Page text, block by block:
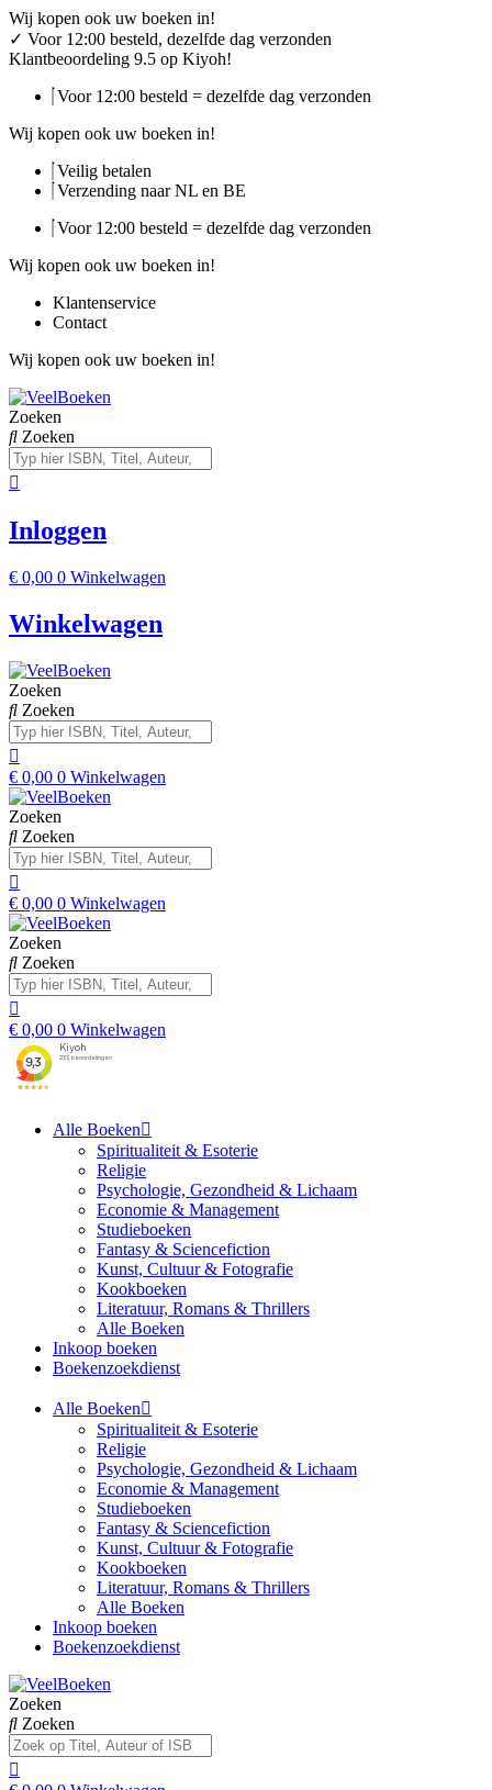
Ga
naar
de
Wij kopen ook uw boeken in!
✓ Voor 12:00 besteld, dezelfde dag verzonden
Klantbeoordeling 9.5 op Kiyoh!
Voor 12:00 besteld = dezelfde dag verzonden
Wij kopen ook uw boeken in!
Veilig betalen
Verzending naar NL en BE
Voor 12:00 besteld = dezelfde dag verzonden
Wij kopen ook uw boeken in!
Klantenservice
Contact
Wij kopen ook uw boeken in!
Zoeken
Zoeken
Inloggen
€ 0,00 0 Winkelwagen
Winkelwagen
Zoeken
Zoeken
€ 0,00 0 Winkelwagen
Zoeken
Zoeken
€ 0,00 0 Winkelwagen
Zoeken
Zoeken
€ 0,00 0 Winkelwagen
Alle Boeken
Spiritualiteit & Esoterie
Religie
Psychologie, Gezondheid & Lichaam
Economie & Management
Studieboeken
Fantasy & Sciencefiction
Kunst, Cultuur & Fotografie
Kookboeken
Literatuur, Romans & Thrillers
Alle Boeken
Inkoop boeken
Boekenzoekdienst
Alle Boeken
Spiritualiteit & Esoterie
Religie
Psychologie, Gezondheid & Lichaam
Economie & Management
Studieboeken
Fantasy & Sciencefiction
Kunst, Cultuur & Fotografie
Kookboeken
Literatuur, Romans & Thrillers
Alle Boeken
Inkoop boeken
Boekenzoekdienst
Zoeken
Zoeken